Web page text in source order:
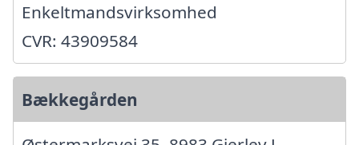
Enkeltmandsvirksomhed
CVR: 43909584
Bækkegården